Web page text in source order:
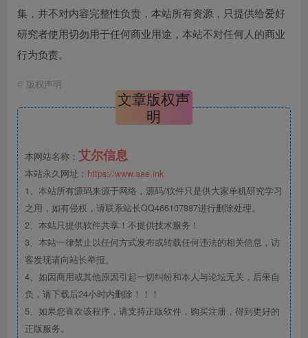
集，并不对内容完整性负责，本站所有资源，只提供给爱好
研究者使用切勿用于任何商业用途，本站不对任何人的商业
行为负责。
© 版权声明
文章版权声
明
本网站名称： 艾尔信息
本站永久网址： https://www.aae.ink
1、本站所有源码来源于网络，源码/软件只是供大家单机研究学习
之用，如有侵权，请联系站长QQ466107887进行删除处理。
2、本站只提供软件共享！不提供技术服务！
3、本站一律禁止以任何方式发布或转载任何违法的相关信息，访
客发现请向站长举报。
4、如因商用或其他原因引起一切纠纷和本人与论坛无关，后果自
负，请下载后24小时内删除！！！
5、如果您喜欢该程序，请支持正版软件，购买注册，得到更好的
正版服务。